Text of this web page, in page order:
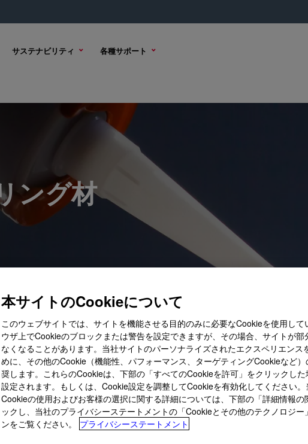
サステナビリティ 各種サポート
ング材
ト
本サイトのCookieについて
このウェブサイトでは、サイトを機能させる目的のみに必要なCookieを使用して
ウザ上でCookieのブロックまたは警告を設定できますが、その場合、サイトが部
なくなることがあります。当社サイトのパーソナライズされたエクスペリエンス
めに、その他のCookie（機能性、パフォーマンス、ターゲティングCookieなど）
奨します。これらのCookieは、下部の「すべてのCookieを許可」をクリックし
設定されます。もしくは、Cookie設定を調整してCookieを有効化してください。
Cookieの使用およびお客様の選択に関する詳細については、下部の「詳細情報の
ックし、当社のプライバシーステートメントの「Cookieとその他のテクノロジー
ンをご覧ください。
プライバシーステートメント